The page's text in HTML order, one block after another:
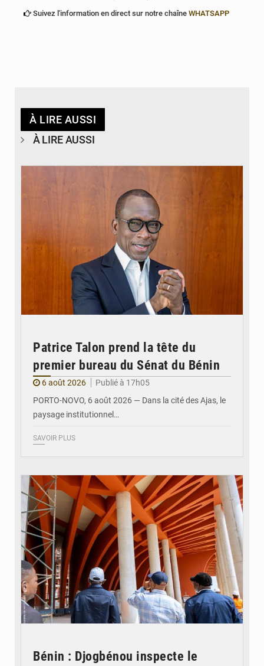
Suivez l'information en direct sur notre chaîne WHATSAPP
À LIRE AUSSI
À LIRE AUSSI
Patrice Talon prend la tête du
premier bureau du Sénat du Bénin
6 août 2026
Publié à 17h05
PORTO-NOVO, 6 août 2026 — Dans la cité des Ajas, le
paysage institutionnel…
SAVOIR PLUS
Bénin : Djogbénou inspecte le